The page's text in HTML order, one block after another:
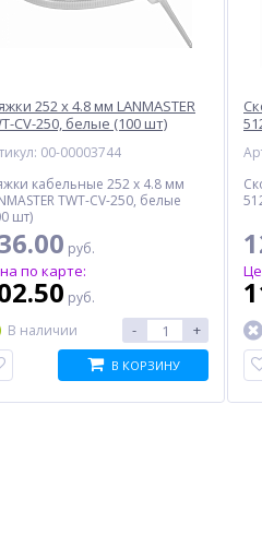
252 x 4.8 мм LANMASTER
CV-250, белые (100 шт)
00-00003744
кабельные 252 x 4.8 мм
TWT-CV-250, белые
шт)
руб.
по карте:
руб.
В наличии
- +
В КОРЗИНУ